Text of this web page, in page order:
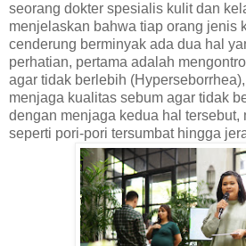
seorang dokter spesialis kulit dan
menjelaskan bahwa tiap orang jenis
cenderung berminyak ada dua hal
perhatian, pertama adalah
agar tidak berlebih
menjaga kualitas sebum agar tidak
dengan menjaga kedua hal tersebut,
seperti pori-pori tersumbat hingga